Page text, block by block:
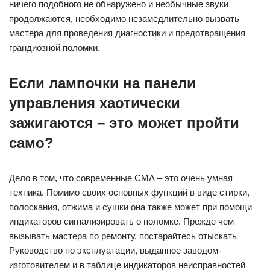
ничего подобного не обнаружено и необычные звуки
продолжаются, необходимо незамедлительно вызвать
мастера для проведения диагностики и предотвращения
грандиозной поломки.
Если лампочки на панели
управления хаотически
зажигаются – это может пройти
само?
Дело в том, что современные СМА – это очень умная
техника. Помимо своих основных функций в виде стирки,
полоскания, отжима и сушки она также может при помощи
индикаторов сигнализировать о поломке. Прежде чем
вызывать мастера по ремонту, постарайтесь отыскать
Руководство по эксплуатации, выданное заводом-
изготовителем и в таблице индикаторов неисправностей